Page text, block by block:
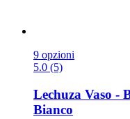
9 opzioni
5.0 (5)
Lechuza Vaso -​
Bianco